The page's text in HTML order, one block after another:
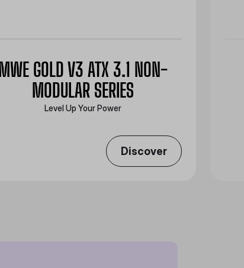
MWE GOLD V3 ATX 3.1 NON-
MODULAR SERIES
Level Up Your Power
Discover